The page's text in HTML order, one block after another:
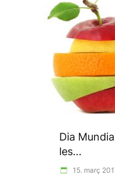
Dia
les...
15. març